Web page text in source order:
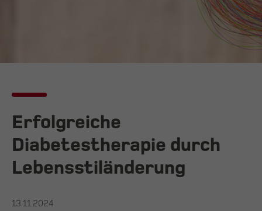
Erfolgreiche
Diabetestherapie durch
Lebensstiländerung
13.11.2024